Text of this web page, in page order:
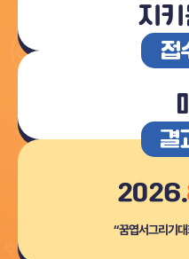
지
접
결
2026.
“꿈엽서그리기